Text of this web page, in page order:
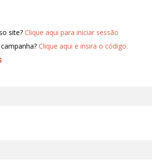
site? Clique aqui para iniciar sessão
Clique aqui e insira o código.